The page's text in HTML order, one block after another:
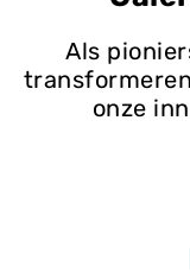
Als
onze